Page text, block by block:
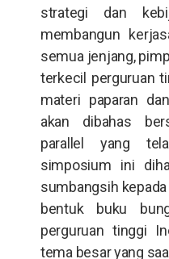
strategi dan
membangun
semua jenjang,
terkecil perguruan
materi paparan
akan dibahas
parallel yang
simposium ini
sumbangsih
bentuk buku
perguruan tinggi
tema besar yang